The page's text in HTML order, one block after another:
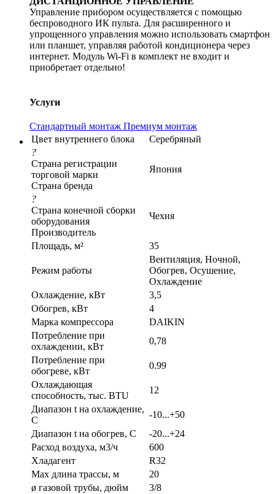
Управление прибором осуществляется с помощью
беспроводного ИК пульта. Для расширенного и
упрощенного управления можно использовать смартфон
или планшет, управляя работой кондиционера через
интернет. Модуль Wi-Fi в комплект не входит и
приобретает отдельно!
Услуги
Стандартный монтаж Премиум монтаж
Цвет внутреннего блока
Серебряный
?
Страна регистрации
торговой марки
Страна бренда
Япония
?
Страна конечной сборки
оборудования
Производитель
Чехия
Площадь, м² 35
Режим работы
Вентиляция, Ночной,
Обогрев, Осушение,
Охлаждение
Охлаждение, кВт
3,5
Обогрев, кВт
4
Марка компрессора
DAIKIN
Потребление при
охлаждении, кВт
0,78
Потребление при
обогреве, кВт
0.99
Охлаждающая
способность, тыс. BTU
12
Диапазон t на охлаждение,
С
-10...+50
Диапазон t на обогрев, С
-20...+24
Расход воздуха, м3/ч
600
Хладагент
R32
Max длина трассы, м
20
ø газовой трубы, дюйм
3/8